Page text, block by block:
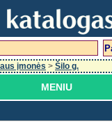
įmonės > Šilo g.
MENIU